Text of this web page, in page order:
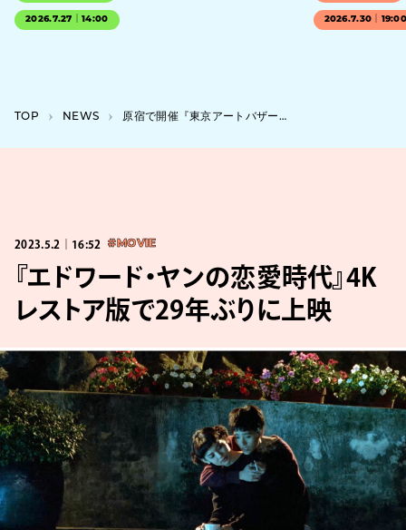
2026.7.27｜14:00 2026.7.30｜
TOP NEWS 原宿で開催『東京アートバザール』、クリエイター約40組が参加
2023.5.2｜16:52 #MOVIE
『エドワード・ヤンの恋愛時代』4K
レストア版で29年ぶりに上映